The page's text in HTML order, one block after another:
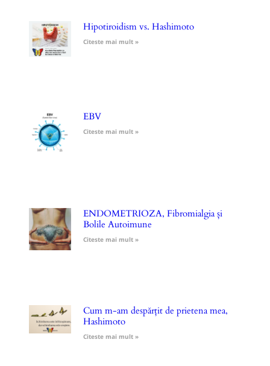
Hipotiroidism vs. Hashimoto
Citeste mai mult »
EBV
Citeste mai mult »
ENDOMETRIOZA, Fibromialgia și
Bolile Autoimune
Citeste mai mult »
Cum m-am despărțit de prietena mea,
Hashimoto
Citeste mai mult »